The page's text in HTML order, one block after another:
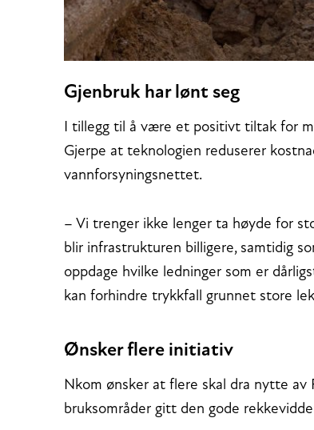
Gjenbruk har lønt seg
I tillegg til å være et positivt tiltak for
Gjerpe at teknologien reduserer
vannforsyningsnettet.
– Vi trenger ikke lenger ta høyde for
blir infrastrukturen billigere, samtidig
oppdage hvilke ledninger som er
kan forhindre trykkfall grunnet store
Ønsker flere initiativ
Nkom ønsker at flere skal dra nytte av
bruksområder gitt den gode